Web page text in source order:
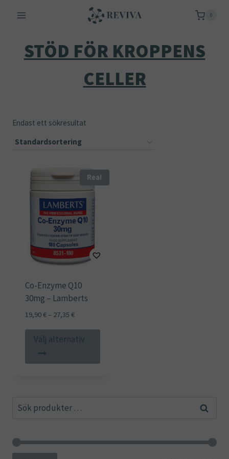
0
STÖD FÖR KROPPENS
CELLER
Endast ett sökresultat
Rea!
Co-Enzyme Q10
30mg – Lamberts
19,90€– 27,35 €Prisintervall:
till
Välj alternativ
produkten
alternativen
Sök
Sök